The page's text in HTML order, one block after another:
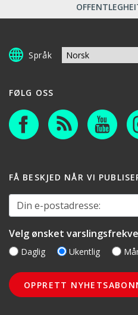
Språk
FØLG OSS
FÅ BESKJED NÅR VI
Din e-postadresse:
Velg ønsket
Daglig Ukentlig